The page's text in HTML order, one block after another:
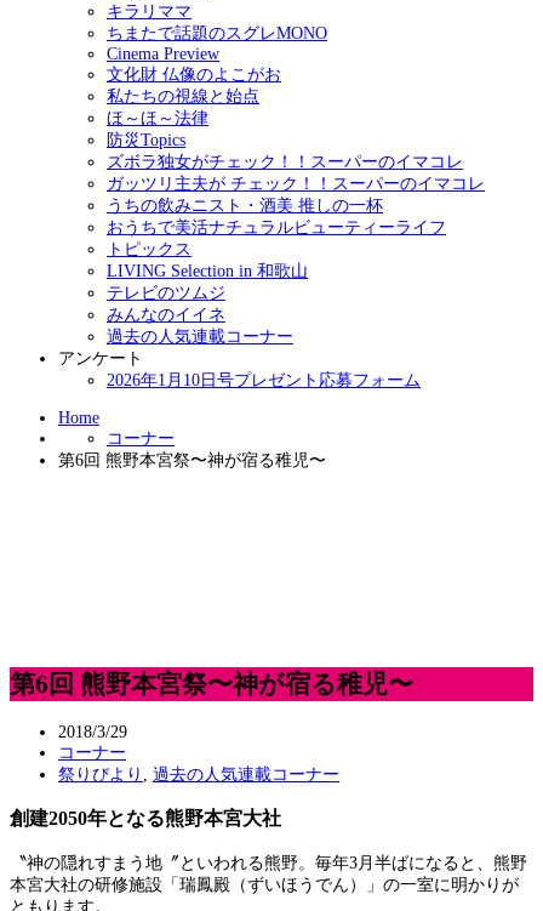
キラリママ
ちまたで話題のスグレMONO
Cinema Preview
文化財 仏像のよこがお
私たちの視線と始点
ほ～ほ～法律
防災Topics
ズボラ独女がチェック！！スーパーのイマコレ
ガッツリ主夫が チェック！！スーパーのイマコレ
うちの飲みニスト・酒美 推しの一杯
おうちで美活ナチュラルビューティーライフ
トピックス
LIVING Selection in 和歌山
テレビのツムジ
みんなのイイネ
過去の人気連載コーナー
アンケート
2026年1月10日号プレゼント応募フォーム
Home
コーナー
第6回 熊野本宮祭〜神が宿る稚児〜
第6回 熊野本宮祭〜神が宿る稚児〜
2018/3/29
コーナー
祭りびより
過去の人気連載コーナー
創建2050年となる熊野本宮大社
〝神の隠れすまう地〞といわれる熊野。毎年3月半ばになると、熊野
本宮大社の研修施設「瑞鳳殿（ずいほうでん）」の一室に明かりが
ともります。